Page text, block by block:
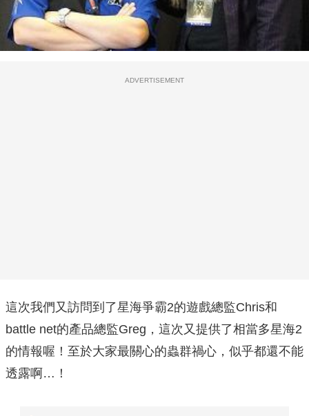
ADVERTISEMENT
這次我們又訪問到了星海爭霸2的遊戲總監Chris和
battle net的產品總監Greg，這次又提供了相當多星海2
的情報喔！至於大家最關心的蟲群禍心，似乎都還不能
透露啊…！